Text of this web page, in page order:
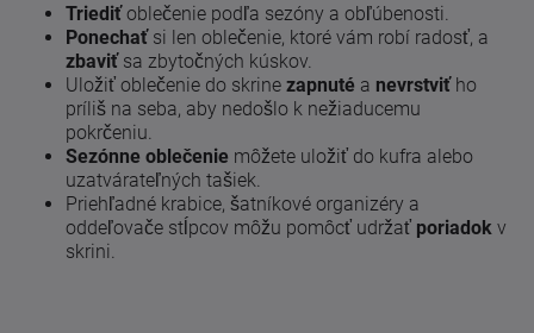
Triediťoblečenie podľa sezóny a obľúbenosti.
Ponechaťsi len oblečenie, ktoré vám robí radosť, a
zbaviťsa zbytočných kúskov.
Uložiť oblečenie do skrine zapnuté a nevrstviťho
príliš na seba, aby nedošlo k nežiaducemu
pokrčeniu.
Sezónne oblečenie môžete uložiť do kufra alebo
uzatvárateľných tašiek.
Priehľadné krabice, šatníkové organizéry a
oddeľovače stĺpcov môžu pomôcť udržať poriadok v
skrini.